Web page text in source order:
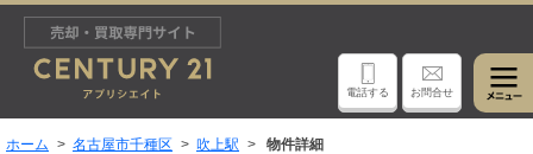
電話する お問合せ
ホーム 名古屋市千種区 吹上駅 物件詳細